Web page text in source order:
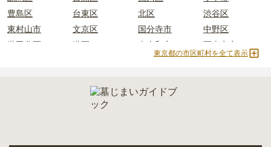
豊島区
台東区 北区
渋谷区
東村山市
文京区 国分寺市
中野区
世田谷区
港区 東大和市
西東京市
町田市 府中市
昭島市
東京都の市区町村を全て表示